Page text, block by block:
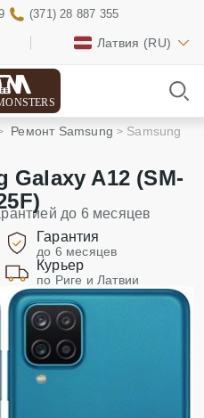
Латвия (RU)
(371) 28 887 355
Ремонт Samsung
Samsung
Galaxy A12 (SM-
до 6 месяцев
Гарантия
до 6 месяцев
Курьер
по Риге и Латвии